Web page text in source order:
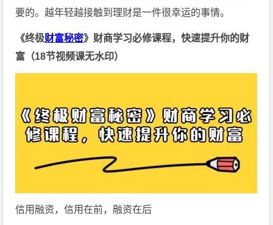
要的。越年轻越接触到理财是一件很幸运的事情。
《终极财富秘密》财商学习必修课程，快速提升你的财
富（18节视频课无水印）
信用融资，信用在前，融资在后